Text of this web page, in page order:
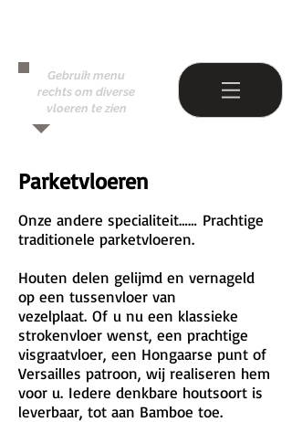
Gebruik menu
rechts om diverse
vloeren te zien
Parketvloeren
Onze andere specialiteit…… Prachtige
traditionele parketvloeren.
Houten delen gelijmd en vernageld
op een tussenvloer van
vezelplaat. Of u nu een klassieke
strokenvloer wenst, een prachtige
visgraatvloer, een Hongaarse punt of
Versailles patroon, wij realiseren hem
voor u. Iedere denkbare houtsoort is
leverbaar, tot aan Bamboe toe.